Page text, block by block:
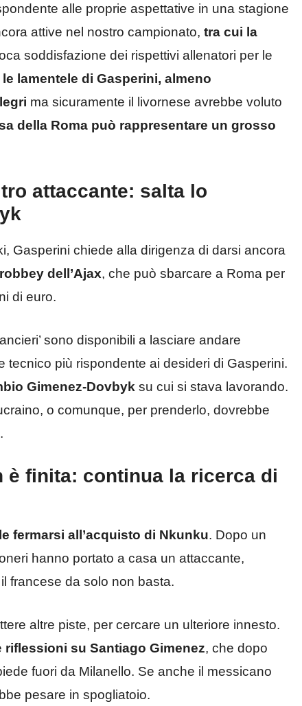
alle proprie aspettative in una stagione
attive nel nostro campionato, tra cui la
soddisfazione dei rispettivi allenatori per le
lamentele di Gasperini, almeno
ma sicuramente il livornese avrebbe voluto
della Roma può rappresentare un grosso
attaccante: salta lo
Gasperini chiede alla dirigenza di darsi ancora
dell’Ajax, che può sbarcare a Roma per
di euro.
sono disponibili a lasciare andare
tecnico più rispondente ai desideri di Gasperini.
Gimenez-Dovbyk su cui si stava lavorando.
o comunque, per prenderlo, dovrebbe
è finita: continua la ricerca di
fermarsi all’acquisto di Nkunku. Dopo un
hanno portato a casa un attaccante,
francese da solo non basta.
altre piste, per cercare un ulteriore innesto.
riflessioni su Santiago Gimenez, che dopo
fuori da Milanello. Se anche il messicano
pesare in spogliatoio.